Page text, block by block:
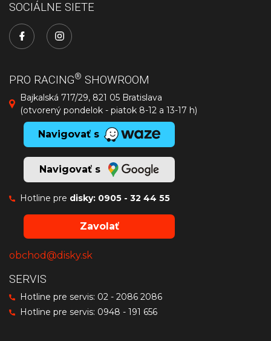
SOCIÁLNE SIETE
PRO RACING® SHOWROOM
Bajkalská 717/29, 821 05 Bratislava
(otvorený pondelok - piatok 8-12 a 13-17 h)
Navigovať s
Navigovať s
Hotline pre disky: 0905 - 32 44 55
Zavolať
obchod@disky.sk
SERVIS
Hotline pre servis: 02 - 2086 2086
Hotline pre servis: 0948 - 191 656